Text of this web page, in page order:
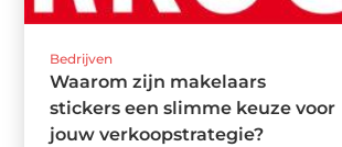
Bedrijven
Waarom zijn makelaars
stickers een slimme keuze voor
jouw verkoopstrategie?